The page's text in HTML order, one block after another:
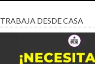
TRABAJA DESDE CASA